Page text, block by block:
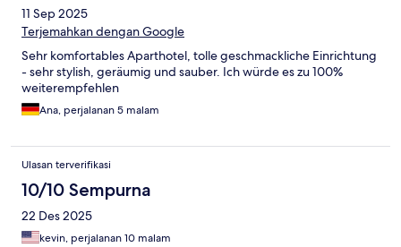
11 Sep 2025
Terjemahkan dengan Google
Sehr komfortables Aparthotel, tolle geschmackliche Einrichtung
- sehr stylish, geräumig und sauber. Ich würde es zu 100%
weiterempfehlen
Ana, perjalanan 5 malam
Ulasan terverifikasi
10/10 Sempurna
22 Des 2025
kevin, perjalanan 10 malam